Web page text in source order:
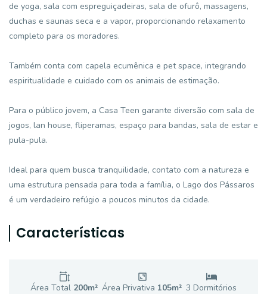
de yoga, sala com espreguiçadeiras, sala de ofurô, massagens,
duchas e saunas seca e a vapor, proporcionando relaxamento
completo para os moradores.
Também conta com capela ecumênica e pet space, integrando
espiritualidade e cuidado com os animais de estimação.
Para o público jovem, a Casa Teen garante diversão com sala de
jogos, lan house, fliperamas, espaço para bandas, sala de estar e
pula-pula.
Ideal para quem busca tranquilidade, contato com a natureza e
uma estrutura pensada para toda a família, o Lago dos Pássaros
é um verdadeiro refúgio a poucos minutos da cidade.
Características
Área Total 200m² Área Privativa 105m² 3 Dormitórios